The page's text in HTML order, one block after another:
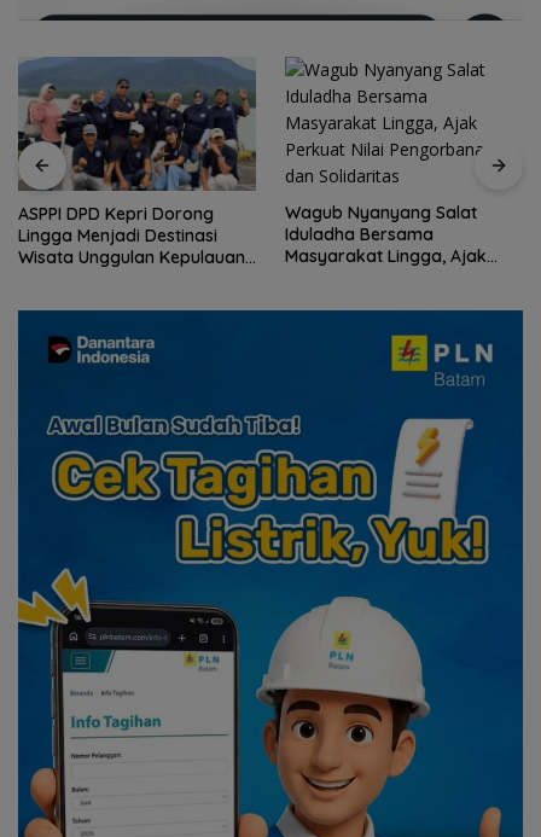
ASPPI DPD Kepri Dorong
Lingga Menjadi Destinasi
Wisata Unggulan Kepulauan
Wagub Nyanyang Salat
Iduladha Bersama
Masyarakat Lingga, Ajak